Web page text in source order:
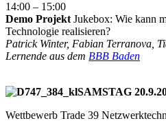
14:00 – 15:00
Demo Projekt Jukebox: Wie kann
Technologie realisieren?
Patrick Winter, Fabian Terranova,
Lernende aus dem BBB Baden
SAMSTAG
Wettbewerb Trade 39